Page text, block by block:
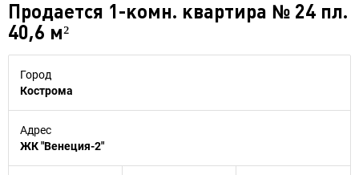
Продается 1-комн. квартира № 24 пл.
40,6 м²
Город
Кострома
Адрес
ЖК "Венеция-2"